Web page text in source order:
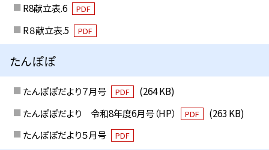
R8献立表.6
PDF
R８献立表.5 PDF
たんぽぽ
たんぽぽだより７月号 PDF
(264 KB)
たんぽぽだより 令和8年度6月号（HP）
PDF
(263 KB)
たんぽぽだより５月号
PDF